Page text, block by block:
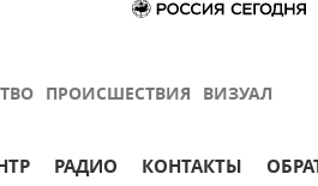
ПРОИСШЕСТВИЯ ВИЗУАЛ
РАДИО КОНТАКТЫ